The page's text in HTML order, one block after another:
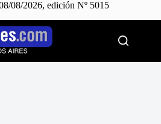
08/2026, edición Nº 5015